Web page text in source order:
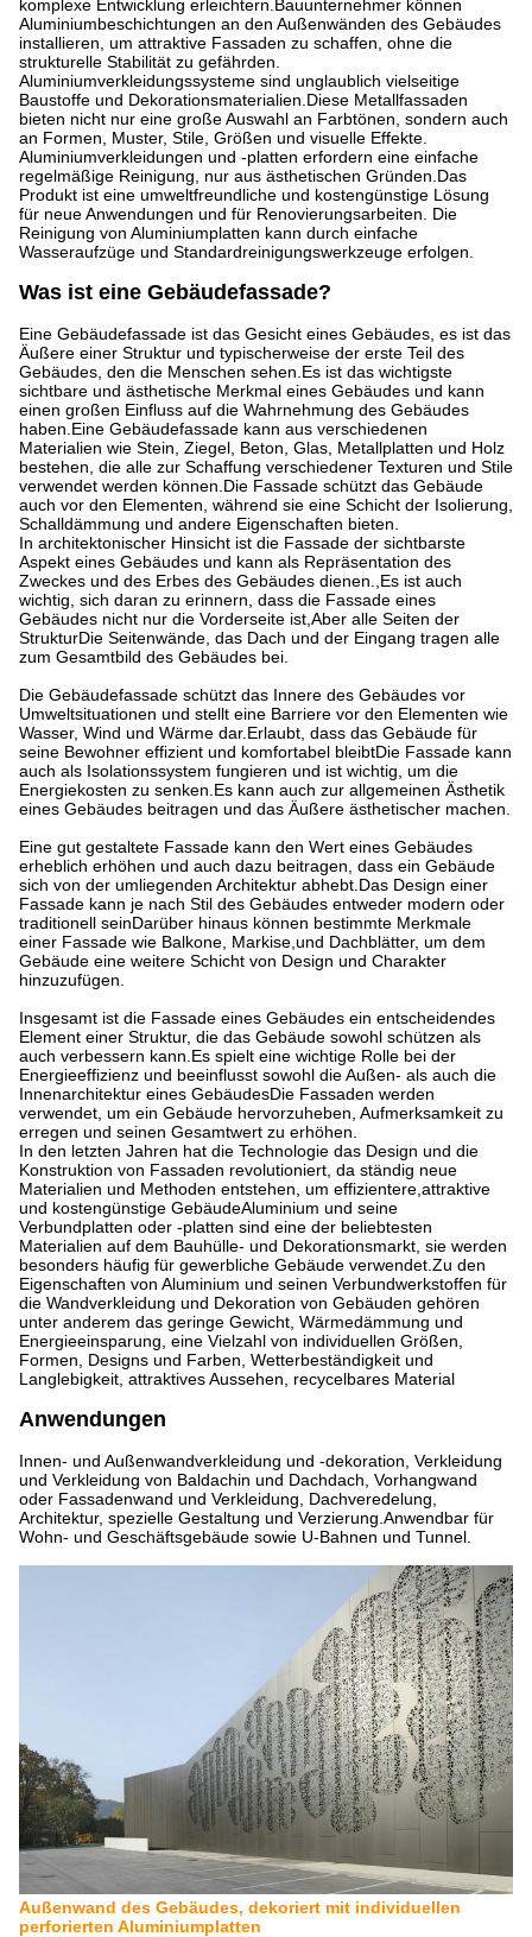
komplexe Entwicklung erleichtern.Bauunternehmer können
Aluminiumbeschichtungen an den Außenwänden des Gebäudes
installieren, um attraktive Fassaden zu schaffen, ohne die
strukturelle Stabilität zu gefährden.
Aluminiumverkleidungssysteme sind unglaublich vielseitige
Baustoffe und Dekorationsmaterialien.Diese Metallfassaden
bieten nicht nur eine große Auswahl an Farbtönen, sondern auch
an Formen, Muster, Stile, Größen und visuelle Effekte.
Aluminiumverkleidungen und -platten erfordern eine einfache
regelmäßige Reinigung, nur aus ästhetischen Gründen.Das
Produkt ist eine umweltfreundliche und kostengünstige Lösung
für neue Anwendungen und für Renovierungsarbeiten. Die
Reinigung von Aluminiumplatten kann durch einfache
Wasseraufzüge und Standardreinigungswerkzeuge erfolgen.
Was ist eine Gebäudefassade?
Eine Gebäudefassade ist das Gesicht eines Gebäudes, es ist das
Äußere einer Struktur und typischerweise der erste Teil des
Gebäudes, den die Menschen sehen.Es ist das wichtigste
sichtbare und ästhetische Merkmal eines Gebäudes und kann
einen großen Einfluss auf die Wahrnehmung des Gebäudes
haben.Eine Gebäudefassade kann aus verschiedenen
Materialien wie Stein, Ziegel, Beton, Glas, Metallplatten und Holz
bestehen, die alle zur Schaffung verschiedener Texturen und Stile
verwendet werden können.Die Fassade schützt das Gebäude
auch vor den Elementen, während sie eine Schicht der Isolierung,
Schalldämmung und andere Eigenschaften bieten.
In architektonischer Hinsicht ist die Fassade der sichtbarste
Aspekt eines Gebäudes und kann als Repräsentation des
Zweckes und des Erbes des Gebäudes dienen.,Es ist auch
wichtig, sich daran zu erinnern, dass die Fassade eines
Gebäudes nicht nur die Vorderseite ist,Aber alle Seiten der
StrukturDie Seitenwände, das Dach und der Eingang tragen alle
zum Gesamtbild des Gebäudes bei.
Die Gebäudefassade schützt das Innere des Gebäudes vor
Umweltsituationen und stellt eine Barriere vor den Elementen wie
Wasser, Wind und Wärme dar.Erlaubt, dass das Gebäude für
seine Bewohner effizient und komfortabel bleibtDie Fassade kann
auch als Isolationssystem fungieren und ist wichtig, um die
Energiekosten zu senken.Es kann auch zur allgemeinen Ästhetik
eines Gebäudes beitragen und das Äußere ästhetischer machen.
Eine gut gestaltete Fassade kann den Wert eines Gebäudes
erheblich erhöhen und auch dazu beitragen, dass ein Gebäude
sich von der umliegenden Architektur abhebt.Das Design einer
Fassade kann je nach Stil des Gebäudes entweder modern oder
traditionell seinDarüber hinaus können bestimmte Merkmale
einer Fassade wie Balkone, Markise,und Dachblätter, um dem
Gebäude eine weitere Schicht von Design und Charakter
hinzuzufügen.
Insgesamt ist die Fassade eines Gebäudes ein entscheidendes
Element einer Struktur, die das Gebäude sowohl schützen als
auch verbessern kann.Es spielt eine wichtige Rolle bei der
Energieeffizienz und beeinflusst sowohl die Außen- als auch die
Innenarchitektur eines GebäudesDie Fassaden werden
verwendet, um ein Gebäude hervorzuheben, Aufmerksamkeit zu
erregen und seinen Gesamtwert zu erhöhen.
In den letzten Jahren hat die Technologie das Design und die
Konstruktion von Fassaden revolutioniert, da ständig neue
Materialien und Methoden entstehen, um effizientere,attraktive
und kostengünstige GebäudeAluminium und seine
Verbundplatten oder -platten sind eine der beliebtesten
Materialien auf dem Bauhülle- und Dekorationsmarkt, sie werden
besonders häufig für gewerbliche Gebäude verwendet.Zu den
Eigenschaften von Aluminium und seinen Verbundwerkstoffen für
die Wandverkleidung und Dekoration von Gebäuden gehören
unter anderem das geringe Gewicht, Wärmedämmung und
Energieeinsparung, eine Vielzahl von individuellen Größen,
Formen, Designs und Farben, Wetterbeständigkeit und
Langlebigkeit, attraktives Aussehen, recycelbares Material
Anwendungen
Innen- und Außenwandverkleidung und -dekoration, Verkleidung
und Verkleidung von Baldachin und Dachdach, Vorhangwand
oder Fassadenwand und Verkleidung, Dachveredelung,
Architektur, spezielle Gestaltung und Verzierung.Anwendbar für
Wohn- und Geschäftsgebäude sowie U-Bahnen und Tunnel.
Außenwand des Gebäudes, dekoriert mit individuellen
perforierten Aluminiumplatten